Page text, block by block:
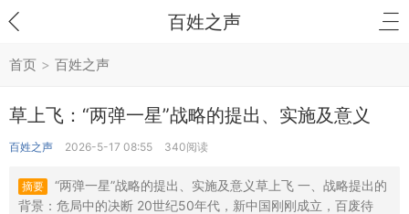
百姓之声
首页 > 百姓之声
草上飞：“两弹一星”战略的提出、实施及意义
百姓之声 2026-5-17 08:55 340阅读
摘要
“两弹一星”战略的提出、实施及意义草上飞 一、战略提出的
背景：危局中的决断 20世纪50年代，新中国刚刚成立，百废待